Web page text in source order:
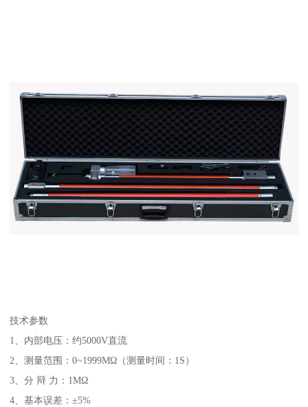
技术参数
1、内部电压：约5000V直流
2、测量范围：0~1999MΩ（测量时间：1S）
3、分 辩 力：1MΩ
4、基本误差：±5%